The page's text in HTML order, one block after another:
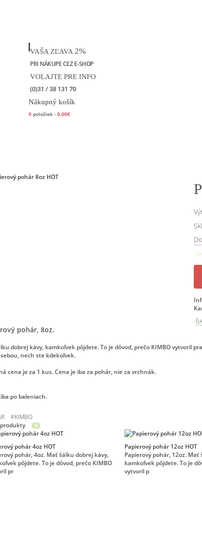
VAŠA ZĽAVA 2%
PRI NÁKUPE CEZ E-SHOP
VOLAJTE PRE INFO
(0)31 / 38 131 70
Nákupný košík
0 položiek - 0.00€
pohár, 8oz.
dobrej kávy, kamkoľvek pôjdete. To je dôvod, prečo KIMBO vytvoril
nech ste kdekoľvek.
cena je za 1 kus. Cena je iba za pohár, nie za vrchnák.
po baleniach.
#KIMBO
3
pohár 4oz HOT
pohár, 4oz. Mať šálku dobrej kávy,
pôjdete. To je dôvod, prečo KIMBO
pr
Papierový pohár 12oz HOT
Papierový pohár, 12oz. Mať
kamkoľvek pôjdete. To je
vytvoril p